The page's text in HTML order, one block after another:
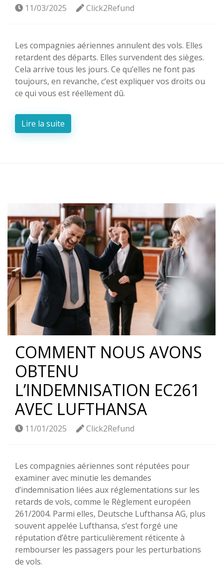
11/03/2025 Click2Refund
Les compagnies aériennes annulent des vols. Elles
retardent des départs. Elles survendent des sièges.
Cela arrive tous les jours. Ce qu’elles ne font pas
toujours, en revanche, c’est expliquer vos droits ou
ce qui vous est réellement dû.
Lire la suite
COMMENT NOUS AVONS
OBTENU
L’INDEMNISATION EC261
AVEC LUFTHANSA
11/01/2025 Click2Refund
Les compagnies aériennes sont réputées pour
examiner avec minutie les demandes
d’indemnisation liées aux réglementations sur les
retards de vols, comme le Règlement européen
261/2004. Parmi elles, Deutsche Lufthansa AG, plus
souvent appelée Lufthansa, s’est forgé une
réputation d’être particulièrement réticente à
rembourser les passagers pour les perturbations
de vols.